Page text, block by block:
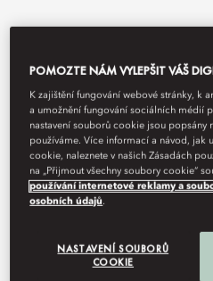
View All
PICTURA
POMOZTE NÁM VYLEPŠIT VÁŠ
K zajištění fungování webové stránky, k
a umožnění fungování sociálních médií
nastavení souborů cookie jsou popsány
používáme. Více informací a návod, jak
cookie, naleznete v našich Zásadách
na „Přijmout všechny soubory cookie“
používání internetové reklamy a
osobních údajů.
NASTAVENÍ SOUBORŮ
COOKIE